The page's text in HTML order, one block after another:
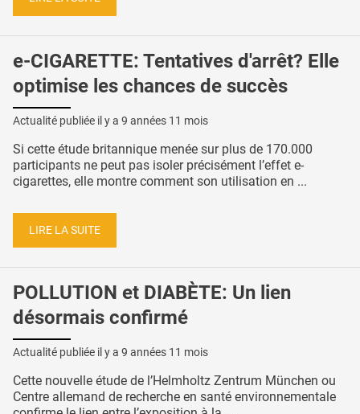
e-CIGARETTE: Tentatives d'arrêt? Elle
optimise les chances de succès
Actualité publiée il y a 9 années 11 mois
Si cette étude britannique menée sur plus de 170.000
participants ne peut pas isoler précisément l’effet e-
cigarettes, elle montre comment son utilisation en ...
LIRE LA SUITE
POLLUTION et DIABÈTE: Un lien
désormais confirmé
Actualité publiée il y a 9 années 11 mois
Cette nouvelle étude de l’Helmholtz Zentrum München ou
Centre allemand de recherche en santé environnementale